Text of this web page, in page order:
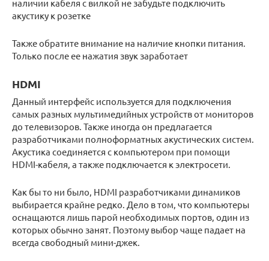
наличии кабеля с вилкой не забудьте подключить
акустику к розетке
Также обратите внимание на наличие кнопки питания.
Только после ее нажатия звук заработает
HDMI
Данный интерфейс используется для подключения
самых разных мультимедийных устройств от мониторов
до телевизоров. Также иногда он предлагается
разработчиками полноформатных акустических систем.
Акустика соединяется с компьютером при помощи
HDMI-кабеля, а также подключается к электросети.
Как бы то ни было, HDMI разработчиками динамиков
выбирается крайне редко. Дело в том, что компьютеры
оснащаются лишь парой необходимых портов, один из
которых обычно занят. Поэтому выбор чаще падает на
всегда свободный мини-джек.